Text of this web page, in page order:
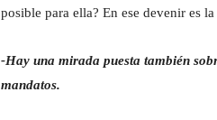
posible para ella? En ese devenir es
-Hay una mirada puesta también
mandatos.